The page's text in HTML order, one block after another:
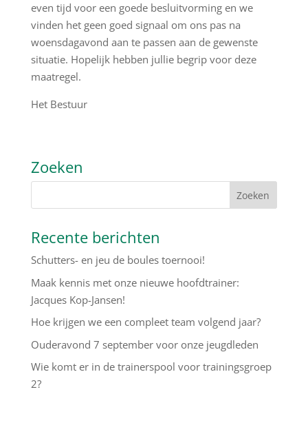
even tijd voor een goede besluitvorming en we
vinden het geen goed signaal om ons pas na
woensdagavond aan te passen aan de gewenste
situatie. Hopelijk hebben jullie begrip voor deze
maatregel.
Het Bestuur
Zoeken
Recente berichten
Schutters- en jeu de boules toernooi!
Maak kennis met onze nieuwe hoofdtrainer:
Jacques Kop-Jansen!
Hoe krijgen we een compleet team volgend jaar?
Ouderavond 7 september voor onze jeugdleden
Wie komt er in de trainerspool voor trainingsgroep
2?